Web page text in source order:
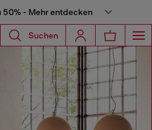
50% - Mehr entdecken
Suchen